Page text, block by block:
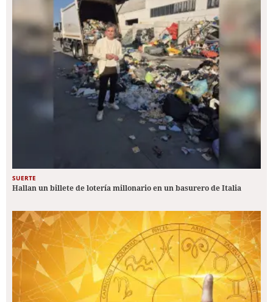
SUERTE
Hallan un billete de lotería millonario en un basurero de Italia